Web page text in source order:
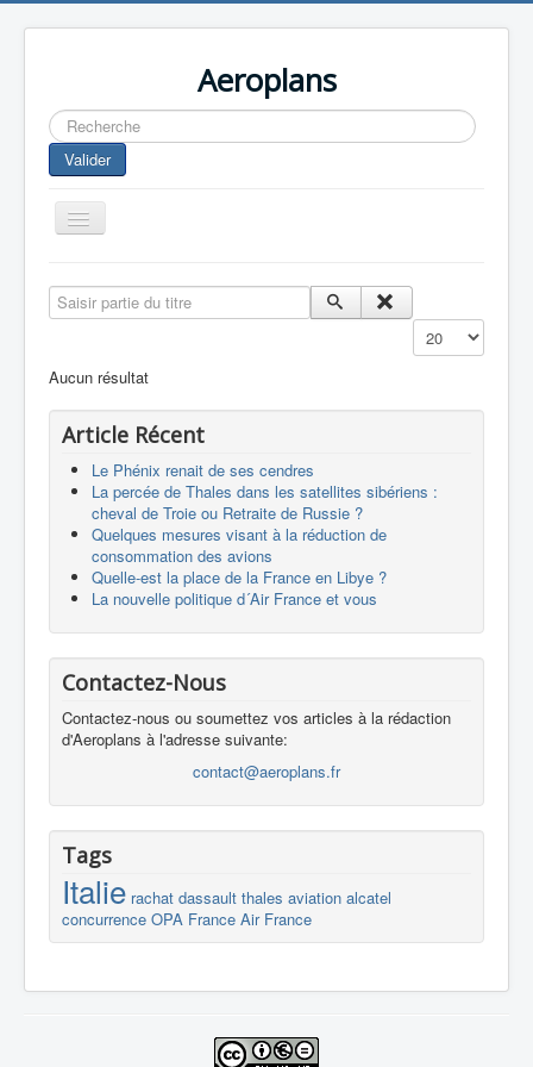
Aeroplans
Rechercher
Valider
Toggle
Navigation
Aviation Commerciale
Europespace
Drones
Saisir partie du titre
Affichage #
Aucun résultat
Article Récent
Le Phénix renait de ses cendres
La percée de Thales dans les satellites sibériens :
cheval de Troie ou Retraite de Russie ?
Quelques mesures visant à la réduction de
consommation des avions
Quelle-est la place de la France en Libye ?
La nouvelle politique d´Air France et vous
Contactez-Nous
Contactez-nous ou soumettez vos articles à la rédaction
d'Aeroplans à l'adresse suivante:
contact@aeroplans.fr
Tags
Italie rachat dassault thales aviation alcatel
concurrence OPA France Air France